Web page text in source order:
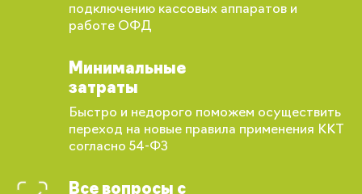
подключению кассовых аппаратов и
работе ОФД
Минимальные
затраты
Быстро и недорого поможем осуществить
переход на новые правила применения ККТ
согласно 54-ФЗ
Все вопросы с